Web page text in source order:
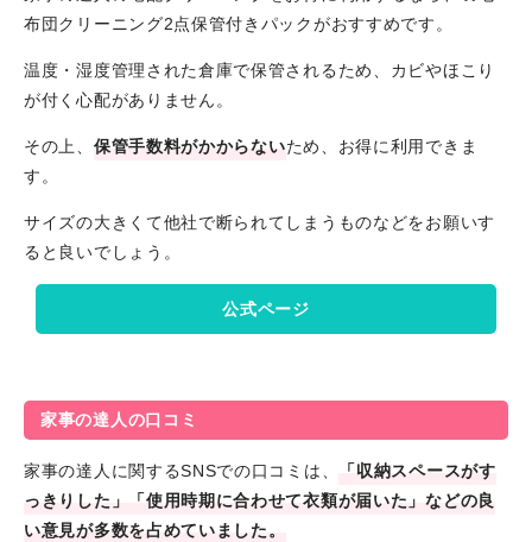
布団クリーニング2点保管付きパックがおすすめです。
温度・湿度管理された倉庫で保管されるため、カビやほこり
が付く心配がありません。
その上、 保管手数料がかからないため、お得に利用できま
す。
サイズの大きくて他社で断られてしまうものなどをお願いす
ると良いでしょう。
公式ページ
家事の達人の口コミ
家事の達人に関するSNSでの口コミは、
「収納スペースがす
っきりした」「使用時期に合わせて衣類が届いた」などの良
い意見が多数を占めていました。